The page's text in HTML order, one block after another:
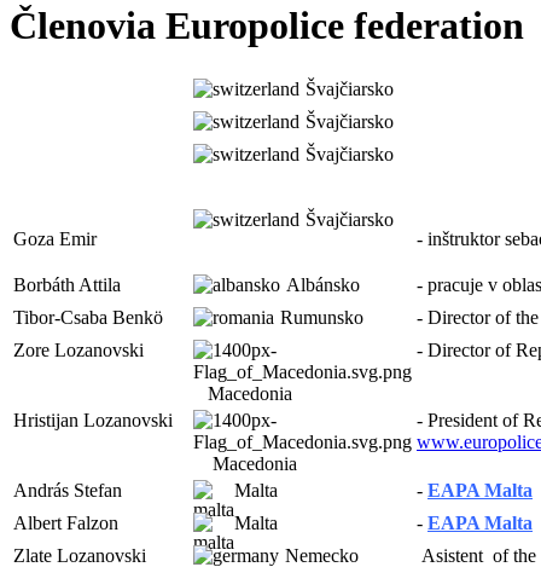
Členovia Europolice federation
Švajčiarsko
Švajčiarsko
Švajčiarsko
Goza Emir
Švajčiarsko
- inštruktor
Borbáth Attila Albánsko
- pracuje v
Tibor-Csaba Benkö
Rumunsko
- Director of
Zore Lozanovski
Macedonia
- Director of
Hristijan Lozanovski
Macedonia
- President of
András Stefan Malta - EAPA Malta
Albert Falzon
Malta - EAPA Malta
Zlate Lozanovski
Nemecko
Asistent of the